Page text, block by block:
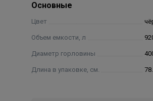
Основные
Цвет
Объем емкости, л
Диаметр горловины
Длина в упаковке, см.